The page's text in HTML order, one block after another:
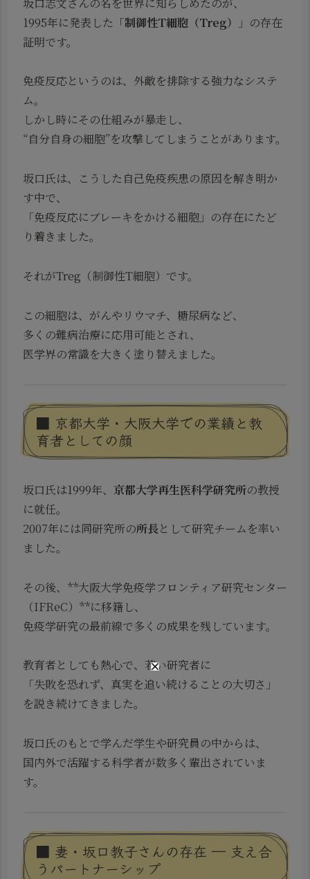
1995年に発表した「制御性T細胞（Treg）
」の存在
証明です。
免疫反応というのは、外敵を排除する強力なシステ
ム。
しかし時にその仕組みが暴走し、
“自分自身の細胞”を攻撃してしまうことがあります。
坂口氏は、こうした自己免疫疾患の原因を解き明か
す中で、
「免疫反応にブレーキをかける細胞」の存在にたど
り着きました。
それがTreg（制御性T細胞）です。
この細胞は、がんやリウマチ、糖尿病など、
多くの難病治療に応用可能とされ、
医学界の常識を大きく塗り替えました。
■ 京都大学・大阪大学での業績と教
育者としての顔
坂口氏は1999年、 京都大学再生医科学研究所の教授
に就任。
2007年には同研究所の所長として研究チームを率い
ました。
その後、**大阪大学免疫学フロンティア研究センター
（IFReC）**に移籍し、
免疫学研究の最前線で多くの成果を残しています。
教育者としても熱心で、若い研究者に
「失敗を恐れず、真実を追い続けることの大切さ」
を説き続けてきました。
坂口氏のもとで学んだ学生や研究員の中からは、
国内外で活躍する科学者が数多く輩出されていま
す。
■ 妻・坂口教子さんの存在 ― 支え合
うパートナーシップ